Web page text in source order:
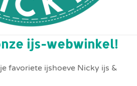
ijs-webwinkel!
favoriete ijshoeve Nicky ijs &